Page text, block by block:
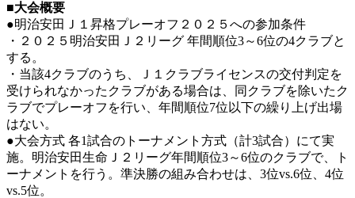
■大会概要
●明治安田Ｊ１昇格プレーオフ２０２５への参加条件
・２０２５明治安田Ｊ２リーグ 年間順位3～6位の4クラブと
する。
・当該4クラブのうち、Ｊ１クラブライセンスの交付判定を
受けられなかったクラブがある場合は、同クラブを除いたク
ラブでプレーオフを行い、年間順位7位以下の繰り上げ出場
はない。
●大会方式 各1試合のトーナメント方式（計3試合）にて実
施。明治安田生命Ｊ２リーグ年間順位3～6位のクラブで、ト
ーナメントを行う。準決勝の組み合わせは、3位vs.6位、4位
vs.5位。